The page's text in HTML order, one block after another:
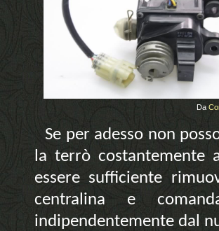
Da
Se per adesso non
la terrò costantemente
essere sufficiente
centralina e
indipendentemente dal